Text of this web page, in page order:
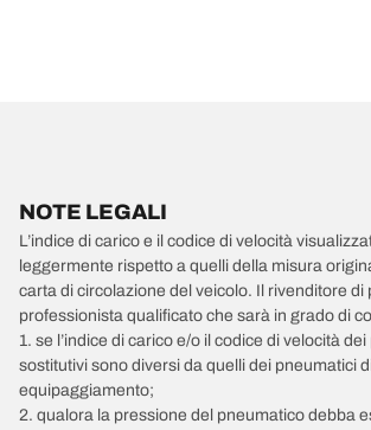
NOTE LEGALI
L’indice di carico e il codice di velocità
leggermente rispetto a quelli della misura
carta di circolazione del veicolo. Il rivenditore di
professionista qualificato che sarà in grado di
1. se l’indice di carico e/o il codice di velocità
sostitutivi sono diversi da quelli dei pneumatici
equipaggiamento;
2. qualora la pressione del pneumatico debba